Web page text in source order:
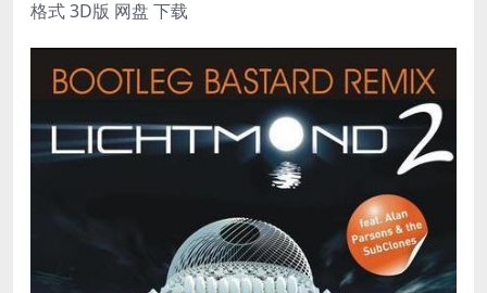
格式 3D版 网盘 下载